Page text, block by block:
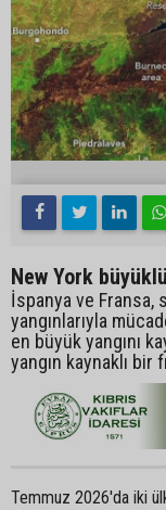
New York
İspanya ve Fransa,
yangınlarıyla
en büyük yangını
yangın kaynaklı
Temmuz 2026'da iki